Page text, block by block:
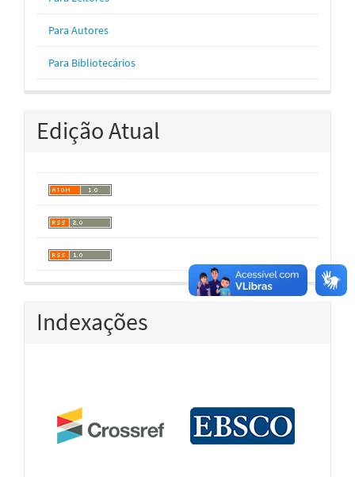
Para Autores
Para Bibliotecários
Edição Atual
Indexações